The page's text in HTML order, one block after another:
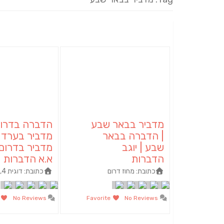
מדביר בבאר שבע
| הדברה בבאר
שבע | יוגב
הדברות
כתובת: מחוז דרום
הדברה
מדביר בערד |
מדביר
א.א הדברות
כתובת: דוגית 4, דימונה